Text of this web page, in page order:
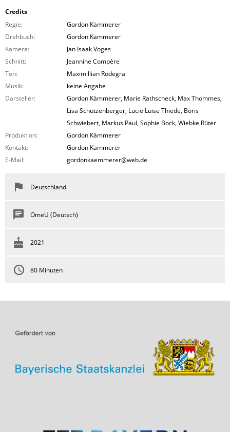
Credits
Regie:
Gordon Kämmerer
Drehbuch:
Gordon Kämmerer
Kamera:
Jan Isaak Voges
Schnitt:
Jeannine Compère
Ton:
Maximillian Rodegra
Musik:
keine Angabe
Darsteller:
Gordon Kämmerer, Marie Rathscheck, Max Thommes,
Lisa Schützenberger, Lucie Luise Thiede, Boris
Schwiebert, Markus Paul, Sophie Bock, Wiebke Rüter
Produktion:
Gordon Kämmerer
Kontakt:
Gordon Kämmerer
E-Mail:
gordonkaemmerer@web.de
Deutschland
OmeU (Deutsch)
2021
80 Minuten